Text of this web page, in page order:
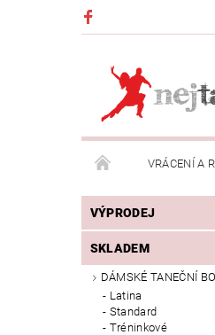
VRÁCENÍ A
NAPIŠTE NÁM
VÝPRODEJ
SKLADEM
DÁMSKÉ TANEČNÍ
Latina
Standard
Tréninkové